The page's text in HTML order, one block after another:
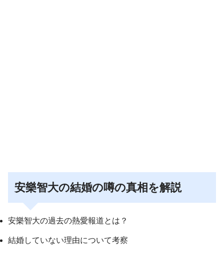
安樂智大の結婚の噂の真相を解説
安樂智大の過去の熱愛報道とは？
結婚していない理由について考察